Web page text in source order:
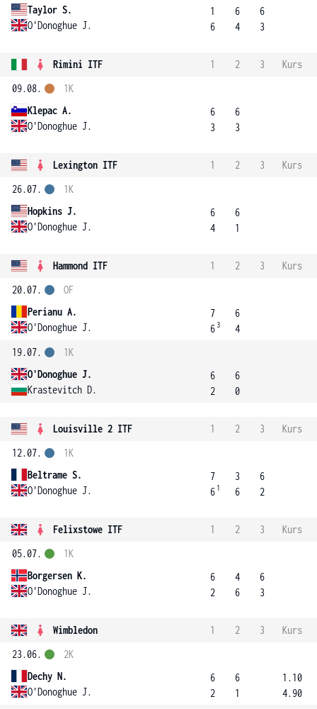
Taylor S.
O'Donoghue J.
1
6
6
4
6
3
Rimini ITF 1 2 3
Kurs
09.08.
Klepac A.
O'Donoghue J.
1K
6
3
6
3
Lexington ITF 1 2 3
Kurs
26.07.
Hopkins J.
O'Donoghue J.
1K
6
4
6
1
Hammond ITF 1 2 3
Kurs
20.07.
Perianu A.
O'Donoghue J.
OF
7
6 3
6
4
19.07.
O'Donoghue J.
Krastevitch D.
1K
6
2
6
0
Louisville 2 ITF 1 2 3
Kurs
12.07.
Beltrame S.
O'Donoghue J.
1K
7
6 1
3
6
6
2
Felixstowe ITF 1 2 3
Kurs
05.07.
Borgersen K.
O'Donoghue J.
1K
6
2
4
6
6
3
Wimbledon 1 2 3
Kurs
23.06.
Dechy N.
O'Donoghue J.
2K
6
2
6
1
1.10
4.90